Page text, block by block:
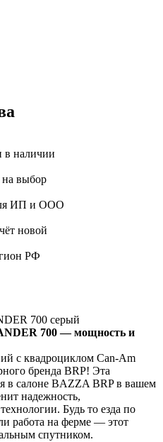
в наличии
на выбор
ИП и ООО
новой
РФ
700 серый
700 — мощность и
с квадроциклом Can-Am
бренда BRP! Эта
в салоне BAZZA BRP в вашем
надежность,
Будь то езда по
работа на ферме — этот
спутником.